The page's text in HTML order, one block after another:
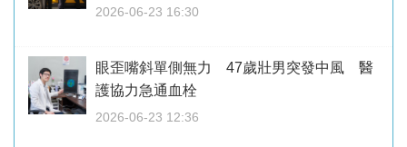
2026-06-23 16:30
眼歪嘴斜單側無力 47歲壯男突發中風 醫
護協力急通血栓
2026-06-23 12:36